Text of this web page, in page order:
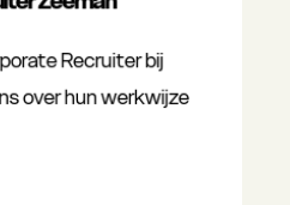
Recruiter bij
over hun werkwijze